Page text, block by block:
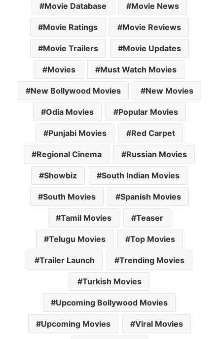
Movie Database Movie News
Movie Ratings Movie Reviews
Movie Trailers Movie Updates
Movies Must Watch Movies
New Bollywood Movies New Movies
Odia Movies Popular Movies
Punjabi Movies Red Carpet
Regional Cinema Russian Movies
Showbiz South Indian Movies
South Movies Spanish Movies
Tamil Movies Teaser
Telugu Movies Top Movies
Trailer Launch Trending Movies
Turkish Movies
Upcoming Bollywood Movies
Upcoming Movies Viral Movies